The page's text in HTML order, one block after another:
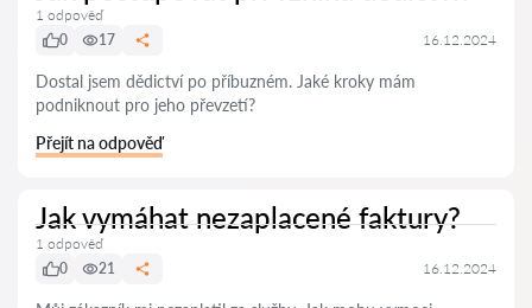
1 odpověď
0
17 16.12.2024
Dostal jsem dědictví po příbuzném. Jaké kroky mám
podniknout pro jeho převzetí?
Přejít na odpověď
Jak vymáhat nezaplacené faktury?
1 odpověď
0
21 16.12.2024